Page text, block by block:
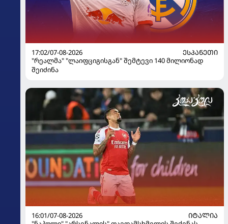
17:02/07-08-2026
ᲔᲡᲞᲐᲜᲔᲗᲘ
"რეალმა" "ლაიფციგისგან" შემტევი 140 მილიონად
შეიძინა
16:01/07-08-2026
ᲘᲢᲐᲚᲘᲐ